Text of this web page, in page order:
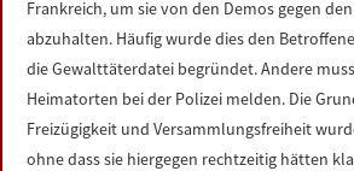
Frankreich, um sie von den Demos gegen
abzuhalten. Häufig wurde dies den
die Gewalttäterdatei begründet. Andere
Heimatorten bei der Polizei melden. Die
Freizügigkeit und Versammlungsfreiheit
ohne dass sie hiergegen rechtzeitig hätten